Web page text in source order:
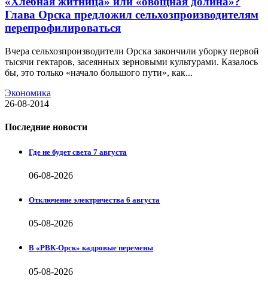
Глава Орска предложил сельхозпроизводителям
перепрофилироваться
Вчера сельхозпроизводители Орска закончили уборку первой
тысячи гектаров, засеянных зерновыми культурами. Казалось
бы, это только «начало большого пути», как...
Экономика
26-08-2014
Последние новости
Где не будет света 7 августа
06-08-2026
Отключение электричества 6 августа
05-08-2026
В «РВК-Орск» кадровые перемены
05-08-2026